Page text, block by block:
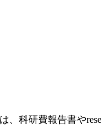
、科研費報告書や